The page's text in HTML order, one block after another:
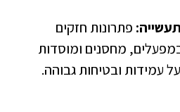
פתרונות חזקים
מחסנים ומוסדות
ובטיחות גבוהה.